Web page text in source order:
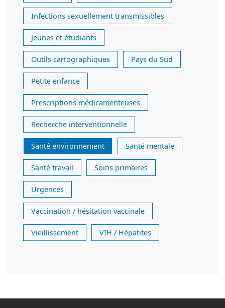
Infections sexuellement transmissibles
Jeunes et étudiants
Outils cartographiques Pays du Sud
Petite enfance
Prescriptions médicamenteuses
Recherche interventionnelle
Santé environnement Santé mentale
Santé travail Soins primaires
Urgences
Vaccination / hésitation vaccinale
Vieillissement VIH / Hépatites